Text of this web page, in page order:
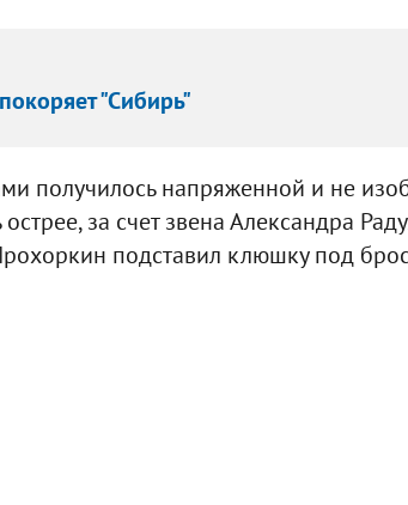
"Сибирь"
получилось напряженной и не
за счет звена Александра
подставил клюшку под